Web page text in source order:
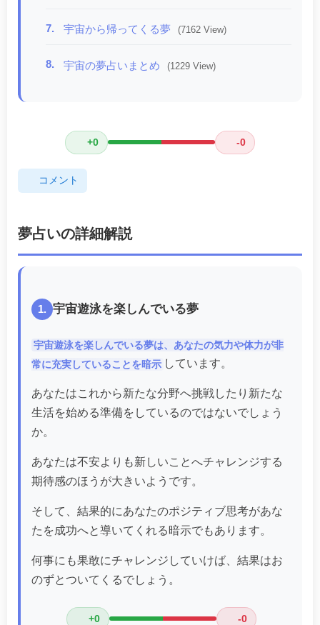
7. 宇宙から帰ってくる夢 (7162 View)
8. 宇宙の夢占いまとめ (1229 View)
+0 -0
コメント
夢占いの詳細解説
1. 宇宙遊泳を楽しんでいる夢
宇宙遊泳を楽しんでいる夢は、あなたの気力や体力が非
常に充実していることを暗示 しています。
あなたはこれから新たな分野へ挑戦したり新たな
生活を始める準備をしているのではないでしょう
か。
あなたは不安よりも新しいことへチャレンジする
期待感のほうが大きいようです。
そして、結果的にあなたのポジティブ思考があな
たを成功へと導いてくれる暗示でもあります。
何事にも果敢にチャレンジしていけば、結果はお
のずとついてくるでしょう。
+0 -0